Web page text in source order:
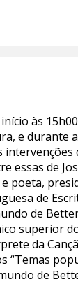
às
e durante
intervenções
essas de
poeta,
de
de
superior
da
“Temas
de